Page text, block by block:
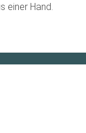
einer Hand.